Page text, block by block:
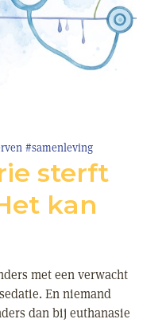
#samenleving
sterft
kan
met een verwacht
En niemand
dan bij euthanasie